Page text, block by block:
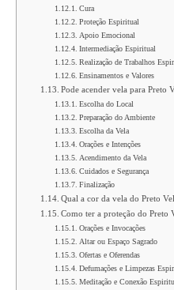
Cura
Proteção Espiritual
Apoio Emocional
Intermediação Espiritual
Realização de Trabalhos
Ensinamentos e Valores
Pode acender vela para Preto
Escolha do Local
Preparação do Ambiente
Escolha da Vela
Orações e Intenções
Acendimento da Vela
Cuidados e Segurança
Finalização
Qual a cor da vela do Preto
Como ter a proteção do Preto
Orações e Invocações
Altar ou Espaço Sagrado
Ofertas e Oferendas
Defumações e Limpezas
Meditação e Conexão